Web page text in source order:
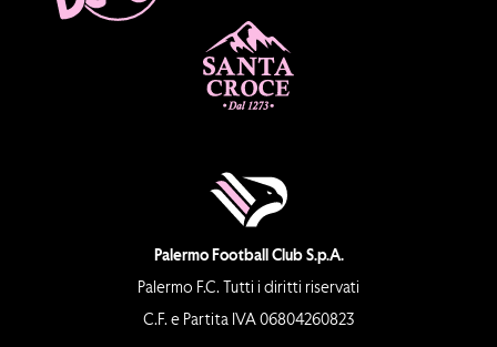
Palermo Football Club S.p.A.
Palermo F.C. Tutti i diritti riservati
C.F. e Partita IVA 06804260823